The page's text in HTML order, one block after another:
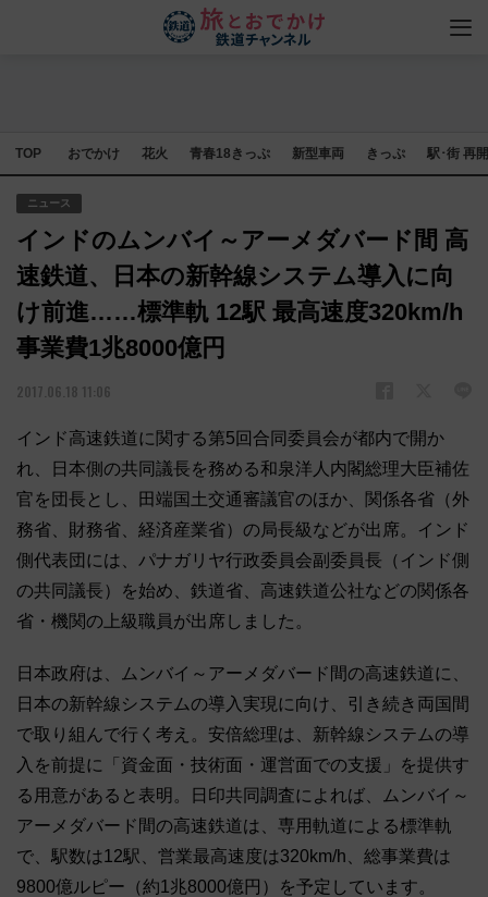
TOP おでかけ 花火 青春18きっぷ 新型車両 きっぷ 駅･街 再
ニュース
インドのムンバイ～アーメダバード間 高
速鉄道、日本の新幹線システム導入に向
け前進……標準軌 12駅 最高速度320km/h
事業費1兆8000億円
2017.06.18 11:06
インド高速鉄道に関する第5回合同委員会が都内で開か
れ、日本側の共同議長を務める和泉洋人内閣総理大臣補佐
官を団長とし、田端国土交通審議官のほか、関係各省（外
務省、財務省、経済産業省）の局長級などが出席。インド
側代表団には、パナガリヤ行政委員会副委員長（インド側
の共同議長）を始め、鉄道省、高速鉄道公社などの関係各
省・機関の上級職員が出席しました。
日本政府は、ムンバイ～アーメダバード間の高速鉄道に、
日本の新幹線システムの導入実現に向け、引き続き両国間
で取り組んで行く考え。安倍総理は、新幹線システムの導
入を前提に「資金面・技術面・運営面での支援」を提供す
る用意があると表明。日印共同調査によれば、ムンバイ～
アーメダバード間の高速鉄道は、専用軌道による標準軌
で、駅数は12駅、営業最高速度は320km/h、総事業費は
9800億ルピー（約1兆8000億円）を予定しています。